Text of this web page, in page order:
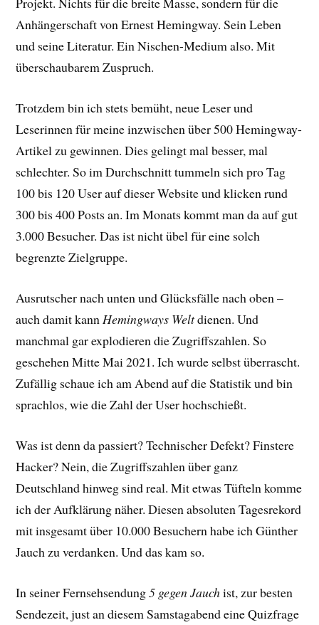
Anhängerschaft von Ernest Hemingway. Sein Leben
und seine Literatur. Ein Nischen-Medium also. Mit
überschaubarem Zuspruch.
Trotzdem bin ich stets bemüht, neue Leser und
Leserinnen für meine inzwischen über 500 Hemingway-
Artikel zu gewinnen. Dies gelingt mal besser, mal
schlechter. So im Durchschnitt tummeln sich pro Tag
100 bis 120 User auf dieser Website und klicken rund
300 bis 400 Posts an. Im Monats kommt man da auf gut
3.000 Besucher. Das ist nicht übel für eine solch
begrenzte Zielgruppe.
Ausrutscher nach unten und Glücksfälle nach oben –
auch damit kannHemingways Weltdienen. Und
manchmal gar explodieren die Zugriffszahlen. So
geschehen Mitte Mai 2021. Ich wurde selbst überrascht.
Zufällig schaue ich am Abend auf die Statistik und bin
sprachlos, wie die Zahl der User hochschießt.
Was ist denn da passiert? Technischer Defekt? Finstere
Hacker? Nein, die Zugriffszahlen über ganz
Deutschland hinweg sind real. Mit etwas Tüfteln komme
ich der Aufklärung näher. Diesen absoluten Tagesrekord
mit insgesamt über 10.000 Besuchern habe ich Günther
Jauch zu verdanken. Und das kam so.
In seiner Fernsehsendung5 gegen Jauchist, zur besten
Sendezeit, just an diesem Samstagabend eine Quizfrage